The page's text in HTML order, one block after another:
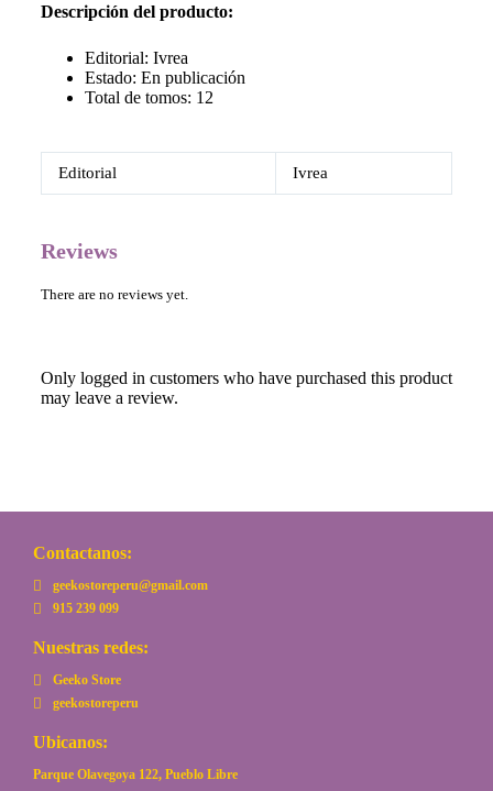
Descripción del producto:
Editorial: Ivrea
Estado: En publicación
Total de tomos: 12
Editorial Ivrea
Reviews
There are no reviews yet.
Only logged in customers who have purchased this product
may leave a review.
Contactanos:
geekostoreperu@gmail.com
915 239 099
Nuestras redes:
Geeko Store
geekostoreperu
Ubicanos:
Parque Olavegoya 122, Pueblo Libre